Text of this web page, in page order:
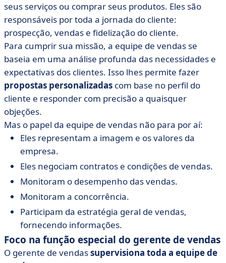
seus serviços ou comprar seus produtos. Eles são
responsáveis por toda a jornada do cliente:
prospecção, vendas e fidelização do cliente.
Para cumprir sua missão, a equipe de vendas se
baseia em uma análise profunda das necessidades e
expectativas dos clientes. Isso lhes permite fazer
propostas personalizadas com base no perfil do
cliente e responder com precisão a quaisquer
objeções.
Mas o papel da equipe de vendas não para por aí:
Eles representam a imagem e os valores da
empresa.
Eles negociam contratos e condições de vendas.
Monitoram o desempenho das vendas.
Monitoram a concorrência.
Participam da estratégia geral de vendas,
fornecendo informações.
Foco na função especial do gerente de vendas
O gerente de vendassupervisiona toda a equipe de